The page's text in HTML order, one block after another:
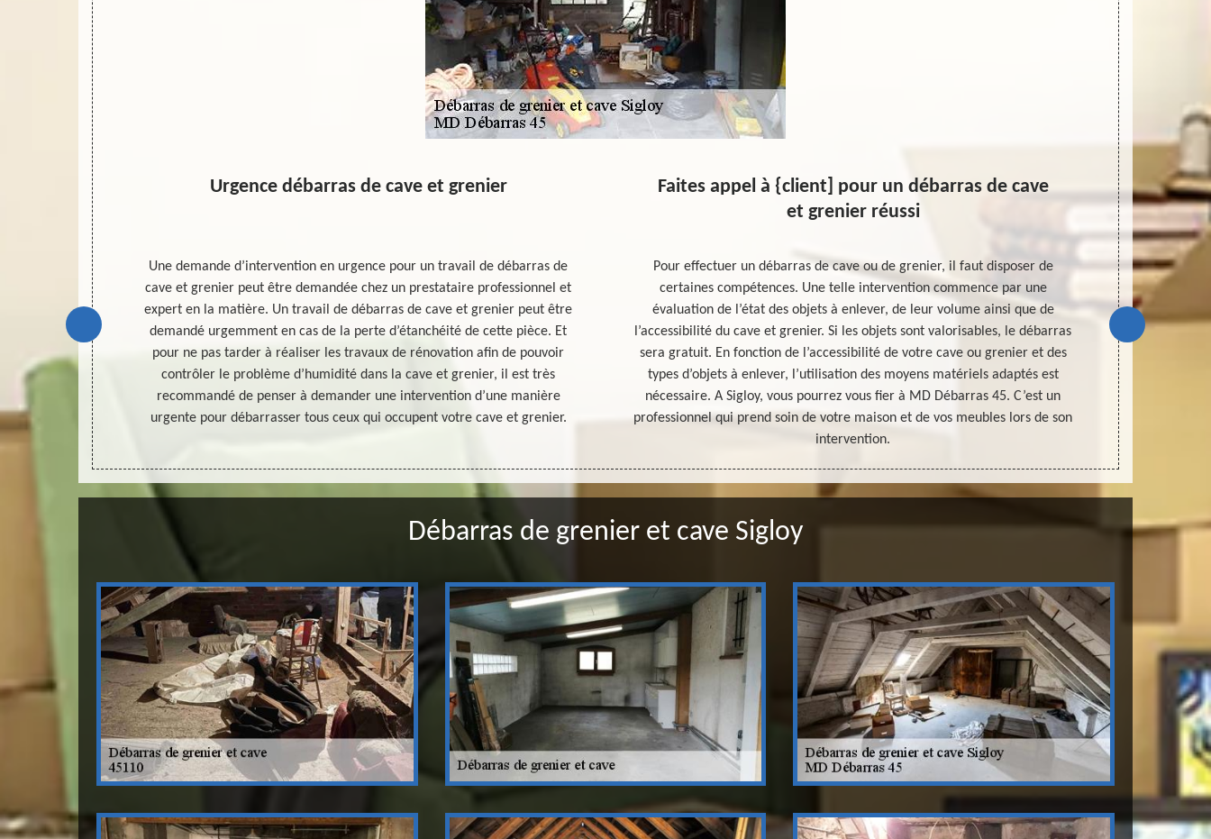
paramètres
débarras
ainsi que
travail de
compris.
Urgence débarras de cave et grenier
Une demande d’intervention en urgence pour un travail de débarras de
cave et grenier peut être demandée chez un prestataire professionnel et
expert en la matière. Un travail de débarras de cave et grenier peut être
demandé urgemment en cas de la perte d’étanchéité de cette pièce. Et
pour ne pas tarder à réaliser les travaux de rénovation afin de pouvoir
contrôler le problème d’humidité dans la cave et grenier, il est très
recommandé de penser à demander une intervention d’une manière
urgente pour débarrasser tous ceux qui occupent votre cave et grenier.
Faites appel à {client] pour un débarras de cave
et grenier réussi
Pour effectuer un débarras de cave ou de grenier, il faut disposer de
certaines compétences. Une telle intervention commence par une
évaluation de l’état des objets à enlever, de leur volume ainsi que de
l’accessibilité du cave et grenier. Si les objets sont valorisables, le débarras
sera gratuit. En fonction de l’accessibilité de votre cave ou grenier et des
types d’objets à enlever, l’utilisation des moyens matériels adaptés est
nécessaire. A Sigloy, vous pourrez vous fier à MD Débarras 45. C’est un
professionnel qui prend soin de votre maison et de vos meubles lors de son
intervention.
Chers
coût
Débarras de grenier et cave Sigloy